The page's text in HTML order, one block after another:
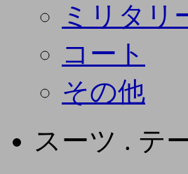
ミリタリ
コート
その他
スーツ . テ